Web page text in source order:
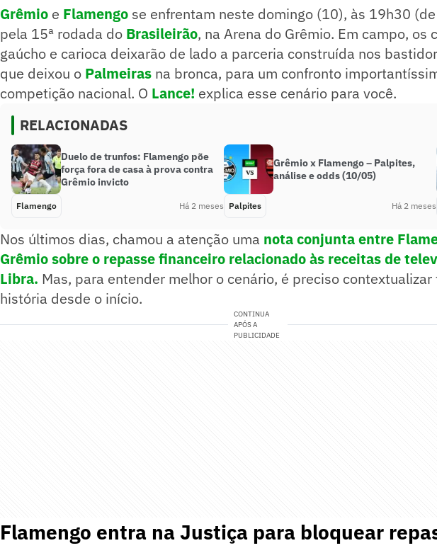
Grêmio e Flamengo se enfrentam neste domingo (10), às 19h30
pela 15ª rodada do Brasileirão, na Arena do Grêmio. Em campo, os
gaúcho e carioca deixarão de lado a parceria construída nos
que deixou o Palmeiras na bronca, para um confronto
competição nacional. O Lance! explica esse cenário para você.
RELACIONADAS
Duelo de trunfos: Flamengo põe
força fora de casa à prova contra
Grêmio invicto
Flamengo Há 2 meses
Grêmio x Flamengo – Palpites,
análise e odds (10/05)
Palpites Há 2 meses
Nos últimos dias, chamou a atenção uma nota conjunta entre
Grêmio sobre o repasse financeiro relacionado às receitas de
Libra. Mas, para entender melhor o cenário, é preciso contextualizar
história desde o início.
CONTINUA
APÓS A
PUBLICIDADE
Flamengo entra na Justiça para bloquear